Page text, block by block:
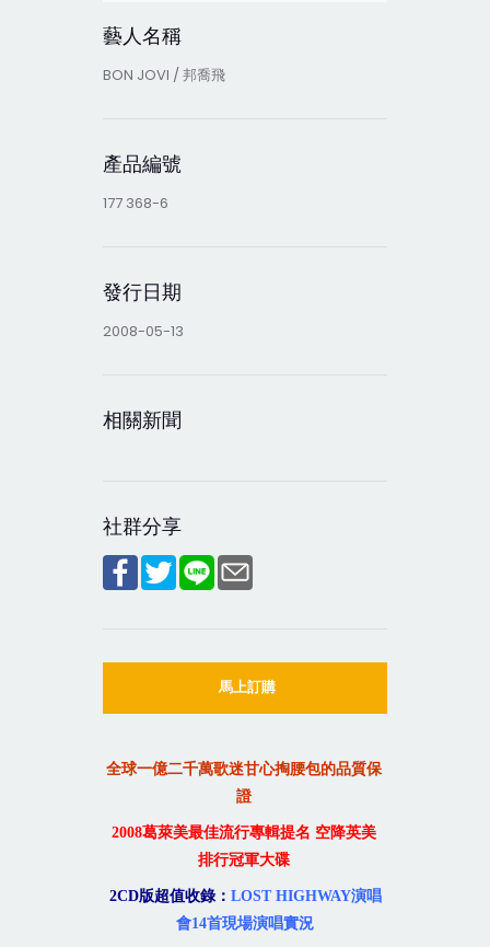
藝人名稱
BON JOVI / 邦喬飛
產品編號
177 368-6
發行日期
2008-05-13
相關新聞
社群分享
馬上訂購
全球一億二千萬歌迷甘心掏腰包的品質保
證
2008葛萊美最佳流行專輯提名 空降英美
排行冠軍大碟
2CD版超值收錄： LOST HIGHWAY演唱
會14首現場演唱實況